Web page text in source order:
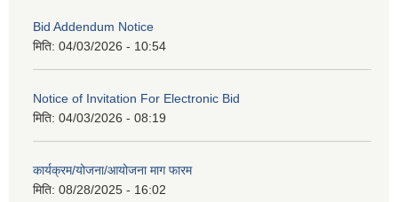
Bid Addendum Notice
मिति: 04/03/2026 - 10:54
Notice of Invitation For Electronic Bid
मिति: 04/03/2026 - 08:19
कार्यक्रम/योजना/आयोजना माग फारम
मिति: 08/28/2025 - 16:02